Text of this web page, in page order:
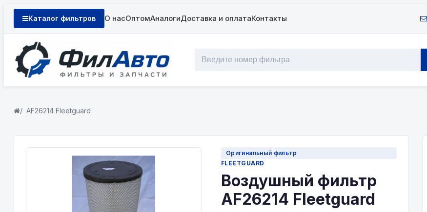
Каталог фильтров О насОптомАналогиДоставка и оплатаКонтакты
AF26214 Fleetguard
Оригинальный фильтр
FLEETGUARD
Воздушный фильтр
AF26214 Fleetguard